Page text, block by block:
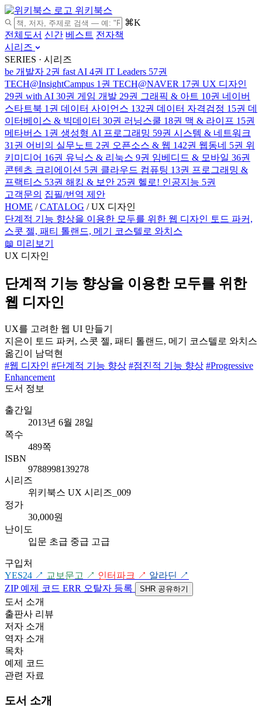
위키북스
⌘K
전체도서 신간 베스트 전자책
시리즈
SERIES · 시리즈
be 개발자 2권 fast AI 4권 IT Leaders 57권
TECH@InsightCampus 1권 TECH@NAVER 17권 UX 디자인
29권 with AI 30권 게임 개발 29권 그래픽 & 아트 10권 네이버
스타트북 1권 데이터 사이언스 132권 데이터 자격검정 15권 데
이터베이스 & 빅데이터 30권 러닝스쿨 18권 맥 & 라이프 15권
메타버스 1권 생성형 AI 프로그래밍 59권 시스템 & 네트워크
31권 어비의 실무노트 2권 오픈소스 & 웹 142권 웹동네 5권 위
키미디어 16권 유닉스 & 리눅스 9권 임베디드 & 모바일 36권
콘텐츠 크리에이션 5권 클라우드 컴퓨팅 13권 프로그래밍 &
프랙티스 53권 해킹 & 보안 25권 헬로! 인공지능 5권
고객문의 집필/번역 제안
HOME / CATALOG / UX 디자인
단계적 기능 향상을 이용한 모두를 위한 웹 디자인 토드 파커,
스콧 젤, 패티 톨랜드, 메기 코스텔로 와치스
📖 미리보기
UX 디자인
단계적 기능 향상을 이용한 모두를 위한
웹 디자인
UX를 고려한 웹 UI 만들기
지은이
토드 파커, 스콧 젤, 패티 톨랜드, 메기 코스텔로 와치스
옮긴이
남덕현
#웹 디자인 #단계적 기능 향상 #점진적 기능 향상 #Progressive
Enhancement
도서 정보
출간일
2013년 6월 28일
쪽수
489쪽
ISBN
9788998139278
시리즈
위키북스 UX 시리즈_009
정가
30,000원
난이도
입문 초급 중급 고급
구입처
YES24 ↗ 교보문고 ↗ 인터파크 ↗ 알라딘 ↗
ZIP예제 코드 ERR 오탈자 등록 SHR 공유하기
도서 소개
출판사 리뷰
저자 소개
역자 소개
목차
예제 코드
관련 자료
도서 소개